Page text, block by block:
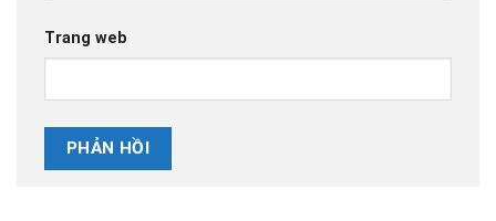
Trang web